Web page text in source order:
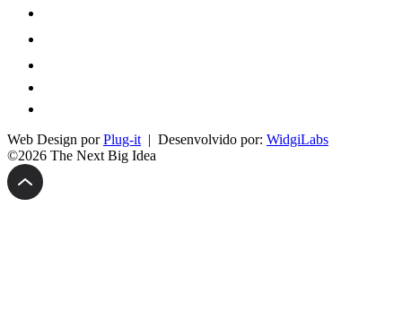
Web Design porPlug-it | Desenvolvido por: WidgiLabs
©2026 The Next Big Idea